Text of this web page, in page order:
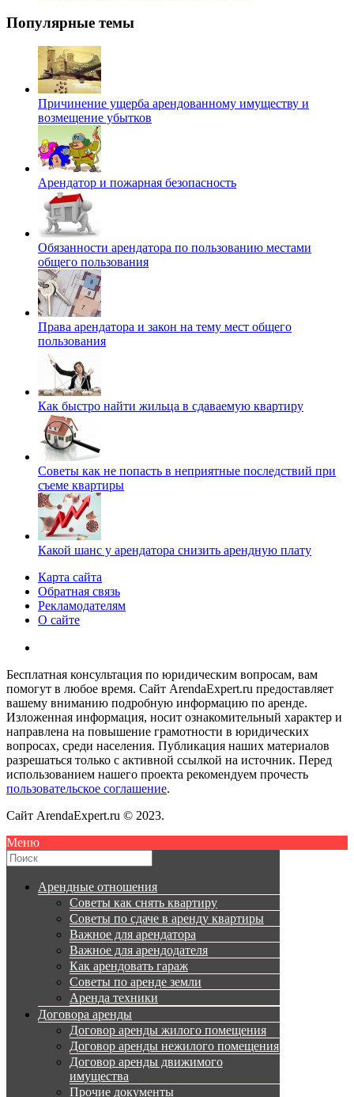
Популярные темы
Причинение ущерба арендованному имуществу и
возмещение убытков
Арендатор и пожарная безопасность
Обязанности арендатора по пользованию местами
общего пользования
Права арендатора и закон на тему мест общего
пользования
Как быстро найти жильца в сдаваемую квартиру
Советы как не попасть в неприятные последствий при
съеме квартиры
Какой шанс у арендатора снизить арендную плату
Карта сайта
Обратная связь
Рекламодателям
О сайте
Бесплатная консультация по юридическим вопросам, вам
помогут в любое время. Сайт ArendaExpert.ru предоставляет
вашему вниманию подробную информацию по аренде.
Изложенная информация, носит ознакомительный характер и
направлена на повышение грамотности в юридических
вопросах, среди населения. Публикация наших материалов
разрешаться только с активной ссылкой на источник. Перед
использованием нашего проекта рекомендуем прочесть
пользовательское соглашение.
Сайт ArendaExpert.ru © 2023.
Меню
Арендные отношения
Советы как снять квартиру
Советы по сдаче в аренду квартиры
Важное для арендатора
Важное для арендодателя
Как арендовать гараж
Советы по аренде земли
Аренда техники
Договора аренды
Договор аренды жилого помещения
Договор аренды нежилого помещения
Договор аренды движимого
имущества
Прочие документы